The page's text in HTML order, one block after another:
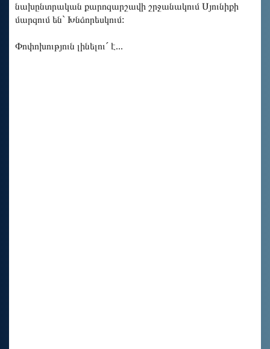
նախընտրական քարոզարշավի շրջանակում Սյունիքի
մարզում են` Խնձորեսկում:
Փոփոխություն լինելու´ է...